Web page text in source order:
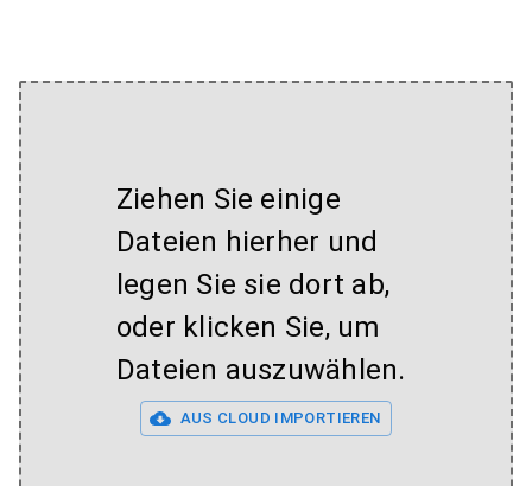
Ziehen Sie einige
Dateien hierher und
legen Sie sie dort ab,
oder klicken Sie, um
Dateien auszuwählen.
AUS CLOUD IMPORTIEREN